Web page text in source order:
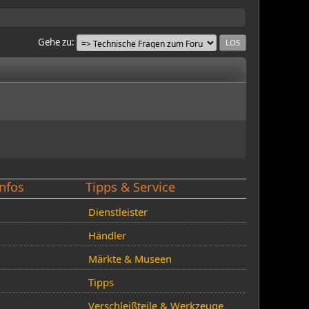
Gehe zu
Tipps & Service
Dienstleister
Händler
Märkte & Museen
Tipps
Verschleißteile & Werkzeuge